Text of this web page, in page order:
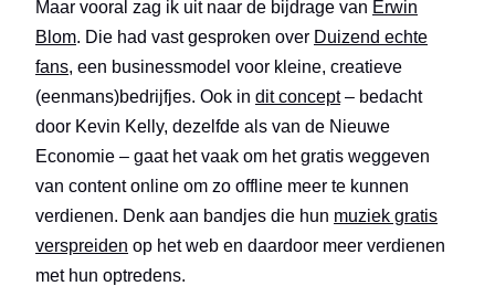
Maar vooral zag ik uit naar de bijdrage van Erwin
Blom. Die had vast gesproken over Duizend echte
fans, een businessmodel voor kleine, creatieve
(eenmans)bedrijfjes. Ook in dit concept– bedacht
door Kevin Kelly, dezelfde als van de Nieuwe
Economie – gaat het vaak om het gratis weggeven
van content online om zo offline meer te kunnen
verdienen. Denk aan bandjes die hun muziek gratis
verspreiden op het web en daardoor meer verdienen
met hun optredens.